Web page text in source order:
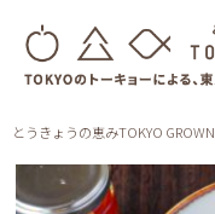
とうきょうの恵みTOKYO GROWN